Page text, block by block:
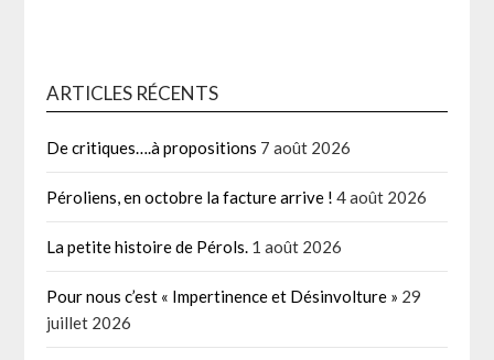
ARTICLES RÉCENTS
De critiques….à propositions 7 août 2026
Péroliens, en octobre la facture arrive ! 4 août 2026
La petite histoire de Pérols. 1 août 2026
Pour nous c’est « Impertinence et Désinvolture » 29
juillet 2026